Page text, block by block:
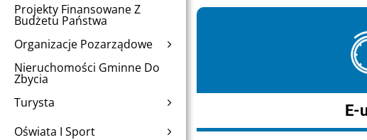
Projekty Finansowane Z
Budżetu Państwa
Organizacje Pozarządowe
Nieruchomości Gminne Do
Zbycia
Turysta
Oświata I Sport
E-